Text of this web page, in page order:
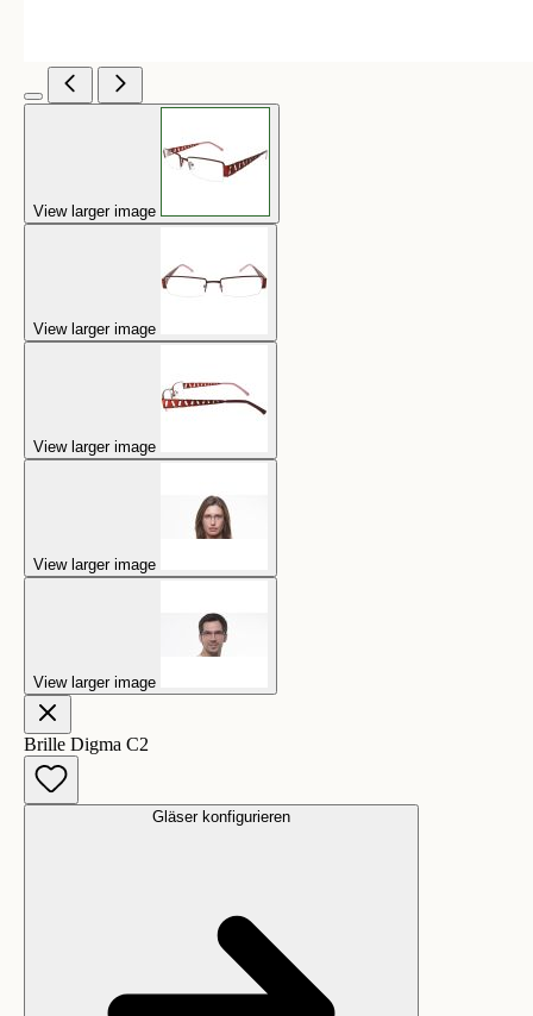
View larger image
View larger image
View larger image
View larger image
View larger image
Brille Digma C2
Gläser konfigurieren